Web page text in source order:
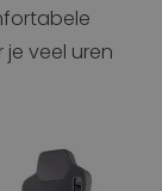
veel uren